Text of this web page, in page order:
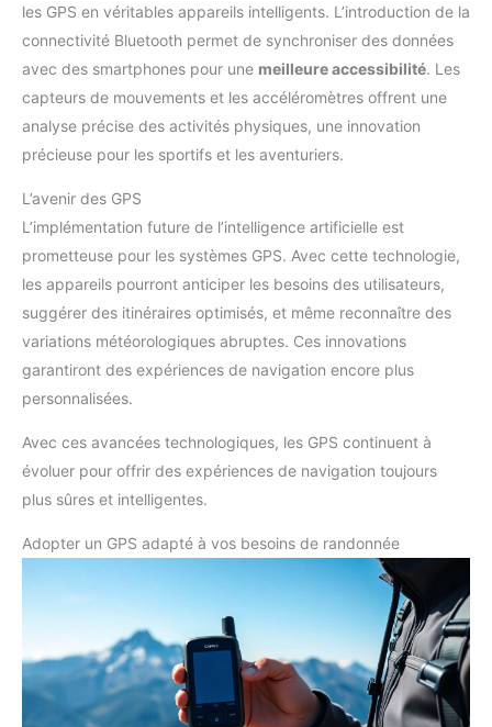
les GPS en véritables appareils intelligents. L’introduction de la
connectivité Bluetooth permet de synchroniser des données
avec des smartphones pour une meilleure accessibilité. Les
capteurs de mouvements et les accéléromètres offrent une
analyse précise des activités physiques, une innovation
précieuse pour les sportifs et les aventuriers.
L’avenir des GPS
L’implémentation future de l’intelligence artificielle est
prometteuse pour les systèmes GPS. Avec cette technologie,
les appareils pourront anticiper les besoins des utilisateurs,
suggérer des itinéraires optimisés, et même reconnaître des
variations météorologiques abruptes. Ces innovations
garantiront des expériences de navigation encore plus
personnalisées.
Avec ces avancées technologiques, les GPS continuent à
évoluer pour offrir des expériences de navigation toujours
plus sûres et intelligentes.
Adopter un GPS adapté à vos besoins de randonnée